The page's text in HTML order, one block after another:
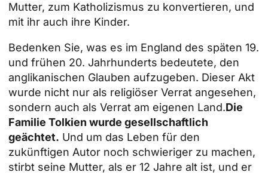
Mutter, zum Katholizismus zu konvertieren, und
mit ihr auch ihre Kinder.
Bedenken Sie, was es im England des späten 19.
und frühen 20. Jahrhunderts bedeutete, den
anglikanischen Glauben aufzugeben. Dieser Akt
wurde nicht nur als religiöser Verrat angesehen,
sondern auch als Verrat am eigenen Land.Die
Familie Tolkien wurde gesellschaftlich
geächtet. Und um das Leben für den
zukünftigen Autor noch schwieriger zu machen,
stirbt seine Mutter, als er 12 Jahre alt ist, und er